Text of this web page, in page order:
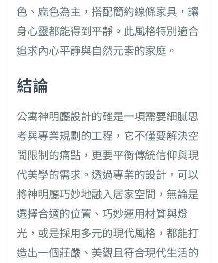
色、麻色為主，搭配簡約線條家具，讓
身心靈都能得到平靜。此風格特別適合
追求內心平靜與自然元素的家庭。
結論
公寓神明廳設計的確是一項需要細膩思
考與專業規劃的工程，它不僅要解決空
間限制的痛點，更要平衡傳統信仰與現
代美學的需求。透過專業的設計，可以
將神明廳巧妙地融入居家空間，無論是
選擇合適的位置、巧妙運用材質與燈
光，或是採用多元的現代風格，都能打
造出一個莊嚴、美觀且符合現代生活的